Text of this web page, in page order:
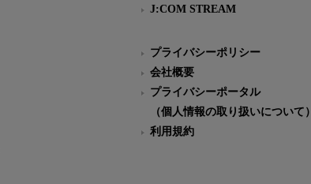
J:COM STREAM
プライバシーポリシー
会社概要
プライバシーポータル
（個人情報の取り扱いについて）
利用規約